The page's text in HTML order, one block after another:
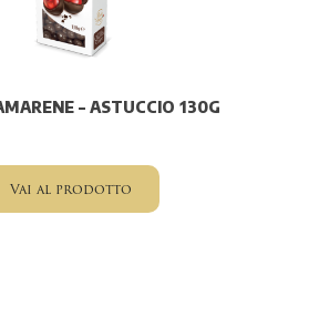
– ASTUCCIO 130G
Vai al prodotto